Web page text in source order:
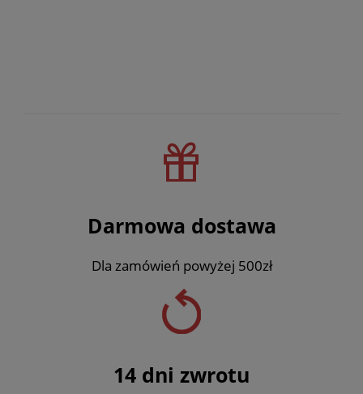
Darmowa dostawa
Dla zamówień powyżej 500zł
14 dni zwrotu